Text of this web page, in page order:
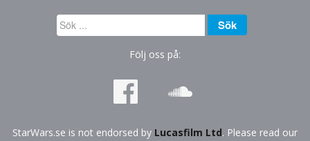
Sök
...
Sök
Följ oss på:
StarWars.se is not endorsed by Lucasfilm Ltd. Please read our